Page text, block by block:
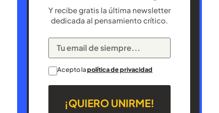
Y recibe gratis la última newsletter
dedicada al pensamiento crítico.
Acepto lapolítica de privacidad
¡QUIERO UNIRME!